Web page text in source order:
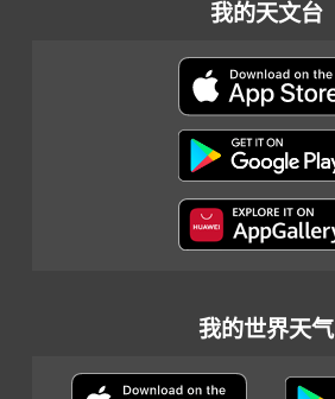
我的天文台
我的世界天气